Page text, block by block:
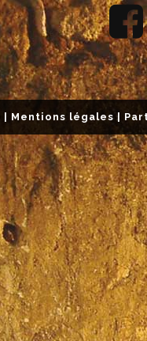
Mentions légales |